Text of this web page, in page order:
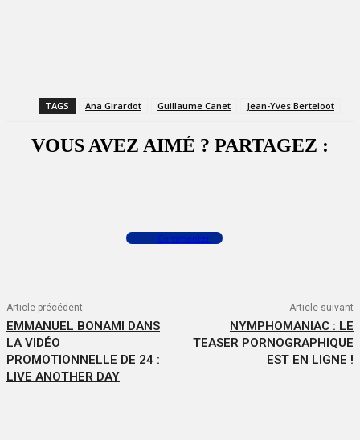
TAGS Ana Girardot Guillaume Canet Jean-Yves Berteloot
VOUS AVEZ AIMÉ ? PARTAGEZ :
Commenter
Article précédent
EMMANUEL BONAMI DANS
LA VIDÉO
PROMOTIONNELLE DE 24 :
LIVE ANOTHER DAY
Article suivant
NYMPHOMANIAC : LE
TEASER PORNOGRAPHIQUE
EST EN LIGNE !